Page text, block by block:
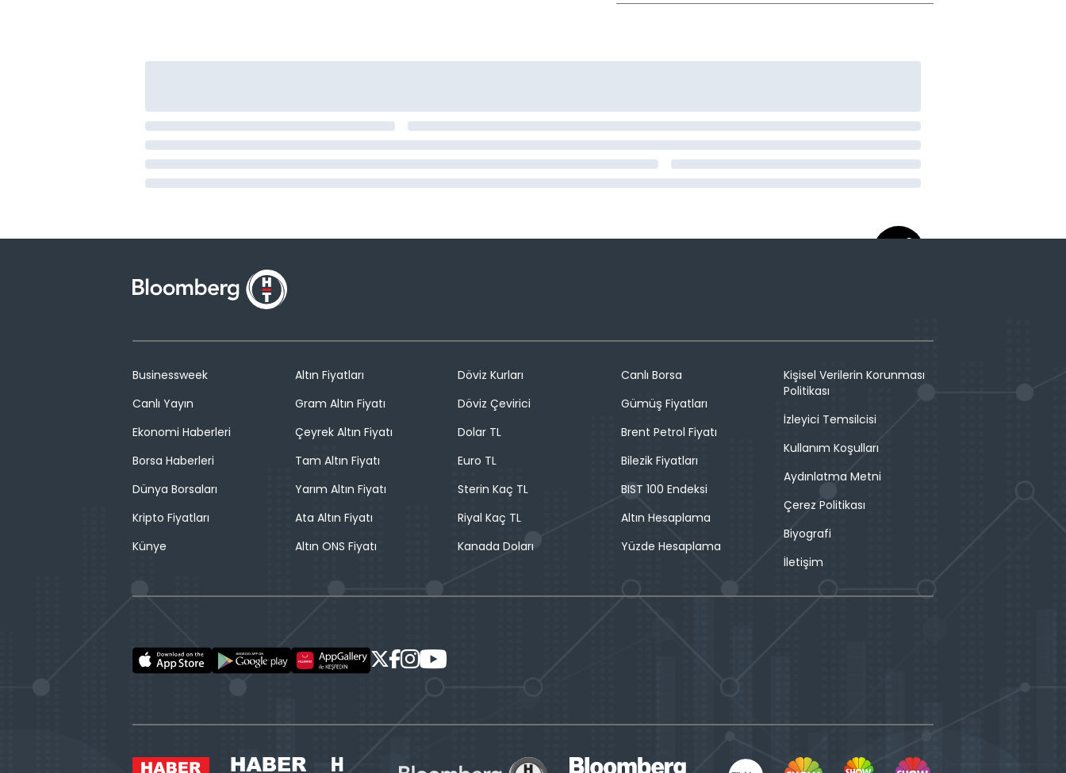
Businessweek
Canlı Yayın
Ekonomi Haberleri
Borsa Haberleri
Dünya Borsaları
Kripto Fiyatları
Künye
Altın Fiyatları
Gram Altın Fiyatı
Çeyrek Altın Fiyatı
Tam Altın Fiyatı
Yarım Altın Fiyatı
Ata Altın Fiyatı
Altın ONS Fiyatı
Döviz Kurları
Döviz Çevirici
Dolar TL
Euro TL
Sterin Kaç TL
Riyal Kaç TL
Kanada Doları
Canlı Borsa
Gümüş Fiyatları
Brent Petrol Fiyatı
Bilezik Fiyatları
BIST 100 Endeksi
Altın Hesaplama
Yüzde Hesaplama
Kişisel Verilerin Korunması
Politikası
İzleyici Temsilcisi
Kullanım Koşulları
Aydınlatma Metni
Çerez Politikası
Biyografi
İletişim